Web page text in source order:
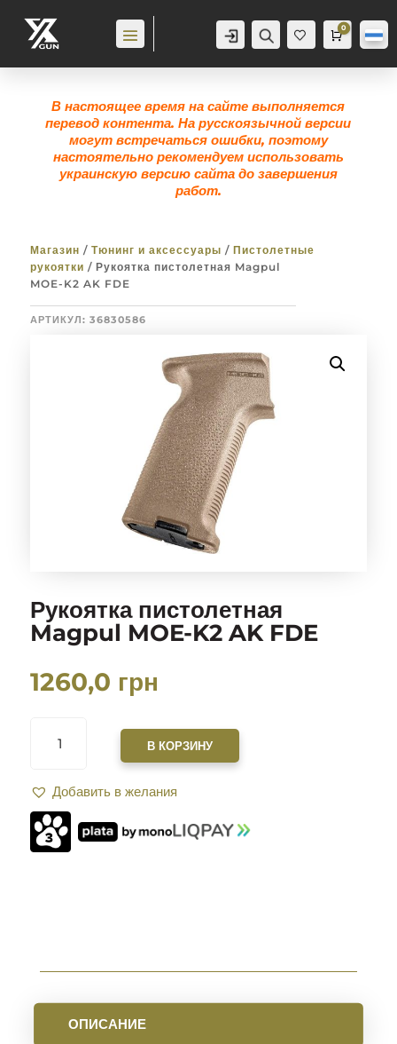
Аккаунт Поиск
Же
лан
Корзина
0
0,0грн
В настоящее время на сайте выполняется
перевод контента. На русскоязычной версии
могут встречаться ошибки, поэтому
настоятельно рекомендуем использовать
украинскую версию сайта до завершения
работ.
Магазин / Тюнинг и аксессуары / Пистолетные
рукоятки / Рукоятка пистолетная Magpul
MOE-K2 AK FDE
АРТИКУЛ: 36830586
Рукоятка пистолетная
Magpul MOE-K2 AK FDE
1260,0 грн
ТОВАРА
MAGPUL
MOE-
K2
AK
В КОРЗИНУ
Добавить в желания
ОПИСАНИЕ